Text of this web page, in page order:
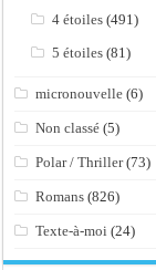
4 étoiles (491)
5 étoiles (81)
micronouvelle (6)
Non classé (5)
Polar / Thriller(73)
Romans (826)
Texte-à-moi (24)